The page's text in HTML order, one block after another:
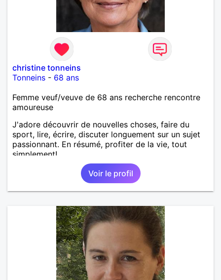
christine tonneins
Tonneins - 68 ans
Femme veuf/veuve de 68 ans recherche rencontre
amoureuse
J'adore découvrir de nouvelles choses, faire du
sport, lire, écrire, discuter longuement sur un sujet
passionnant. En résumé, profiter de la vie, tout
simplement!
Voir le profil